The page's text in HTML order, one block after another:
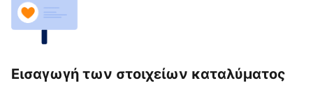
Εισαγωγή των στοιχείων καταλύματος